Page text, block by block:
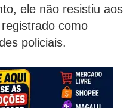
ele não resistiu aos
como
policiais.